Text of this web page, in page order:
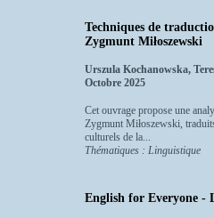
Techniques de
Zygmunt Miłoszewski
Urszula Kochanowska,
Octobre 2025
Cet ouvrage propose une
Zygmunt Miłoszewski,
culturels de la...
Thématiques : Linguistique
English for Everyone -